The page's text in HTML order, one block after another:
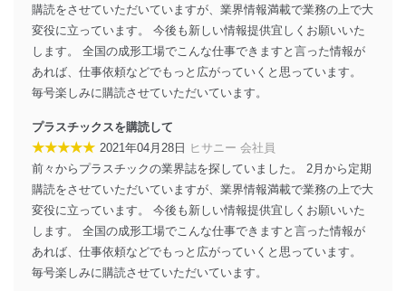
ます。また、目的外利用を行わないために、適切な管理
措置を講じます。
法令遵守
当社は、個人情報に関連する法令、国が定める指針及び
に、これらの法令及びその他の規範を常に適合させま
す。
個人情報の安全管理措置
当社は、個人情報の正確性及び安全性を確保するため
に、下記セキュリティ対策をはじめとする安全対策を実
施し、個人情報の漏えい、滅失またはき損の防止及び是
正に努めます。
購読をさせていただいていますが、業界情報満載で業務の上で大
変役に立っています。 今後も新しい情報提供宜しくお願いいた
します。 全国の成形工場でこんな仕事できますと言った情報が
あれば、仕事依頼などでもっと広がっていくと思っています。
毎号楽しみに購読させていただいています。
プラスチックスを購読して
★★★★★ 2021年04月28日 ヒサニー 会社員
前々からプラスチックの業界誌を探していました。 2月から定期
購読をさせていただいていますが、業界情報満載で業務の上で大
変役に立っています。 今後も新しい情報提供宜しくお願いいた
します。 全国の成形工場でこんな仕事できますと言った情報が
あれば、仕事依頼などでもっと広がっていくと思っています。
毎号楽しみに購読させていただいています。